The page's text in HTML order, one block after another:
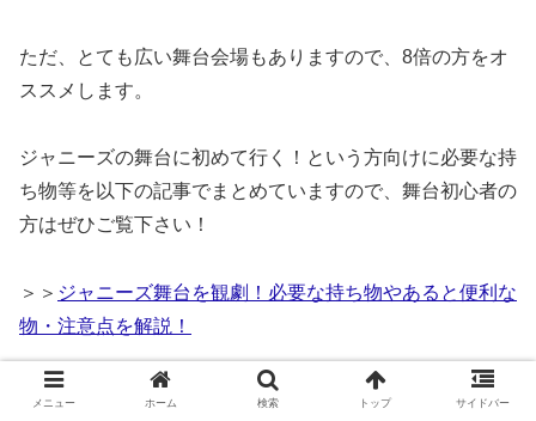
ただ、とても広い舞台会場もありますので、8倍の方をオ
ススメします。
ジャニーズの舞台に初めて行く！という方向けに必要な持
ち物等を以下の記事でまとめていますので、舞台初心者の
方はぜひご覧下さい！
＞＞ ジャニーズ舞台を観劇！必要な持ち物やあると便利な
物・注意点を解説！
ジャニーズ舞台に持ち込むオススメの双眼鏡
メニュー ホーム 検索 トップ サイドバー